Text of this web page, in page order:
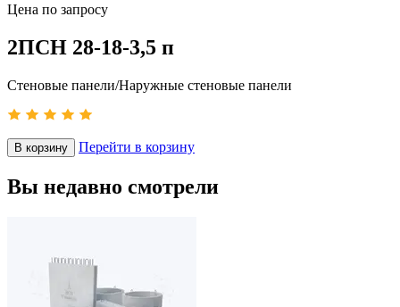
Цена по запросу
2ПСН 28-18-3,5 п
Стеновые панели/Наружные стеновые панели
В корзину Перейти в корзину
Вы недавно смотрели